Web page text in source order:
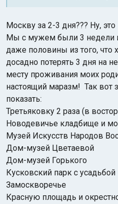
Москву за 2-3 дня??? Ну,
Мы с мужем были 3 недели и
даже половины из того, что
досадно потерять 3 дня на
месту проживания моих
настоящий маразм! Так вот
показать:
Третьяковку 2 раза (в
Новодевичье кладбище и
Музей Искусств Народов
Дом-музей Цветаевой
Дом-музей Горького
Кусковский парк с
Замоскворечье
Красную площадь и